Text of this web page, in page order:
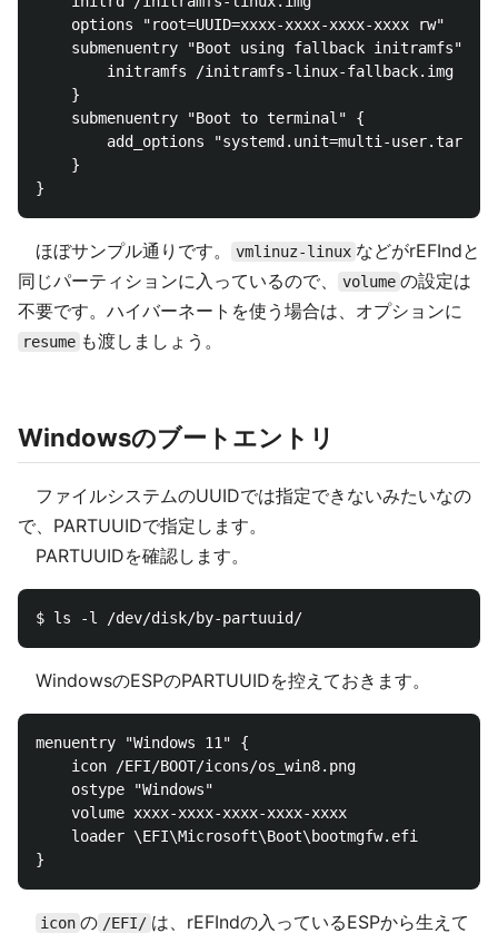
    options "root=UUID=xxxx-xxxx-xxxx-xxxx rw"
    submenuentry "Boot using fallback initramfs" {
        initramfs /initramfs-linux-fallback.img
    }
    submenuentry "Boot to terminal" {
        add_options "systemd.unit=multi-user.target"
    }
ほぼサンプル通りです。 vmlinuz-linux などがrEFIndと
同じパーティションに入っているので、
volume の設定は
不要です。ハイバーネートを使う場合は、オプションに
resume も渡しましょう。
Windowsのブートエントリ
ファイルシステムのUUIDでは指定できないみたいなの
で、PARTUUIDで指定します。
PARTUUIDを確認します。
WindowsのESPのPARTUUIDを控えておきます。
menuentry "Windows 11" {
    icon /EFI/BOOT/icons/os_win8.png
    ostype "Windows"
    volume xxxx-xxxx-xxxx-xxxx-xxxx
    loader \EFI\Microsoft\Boot\bootmgfw.efi
icon の /EFI/ は、rEFIndの入っているESPから生えて